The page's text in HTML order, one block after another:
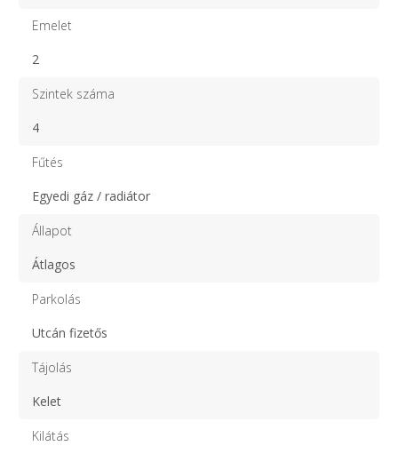
Emelet
2
Szintek száma
4
Fűtés
Egyedi gáz / radiátor
Állapot
Átlagos
Parkolás
Utcán fizetős
Tájolás
Kelet
Kilátás